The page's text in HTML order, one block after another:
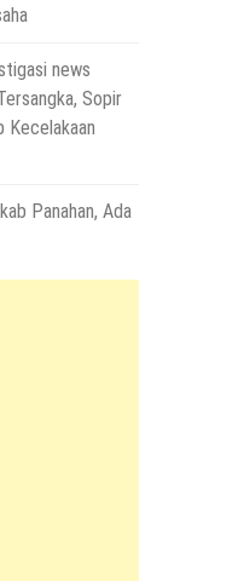
news
Sopir
Kecelakaan
Panahan, Ada